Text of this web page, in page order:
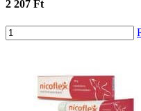
2 207 Ft